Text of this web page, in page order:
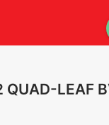
QUAD-LEAF